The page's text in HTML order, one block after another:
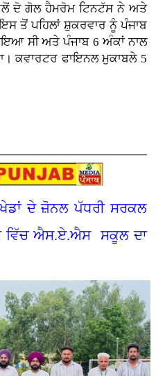
ਦੋ ਗੋਲ ਹੈਮਰੋਮ ਟਿਨਟੱਸ ਨੇ ਅਤੇ
ਤੋਂ ਪਹਿਲਾਂ ਸ਼ੁਕਰਵਾਰ ਨੂੰ ਪੰਜਾਬ
ਸੀ ਅਤੇ ਪੰਜਾਬ 6 ਅੰਕਾਂ ਨਾਲ
ਕਵਾਰਟਰ ਫਾਇਨਲ ਮੁਕਾਬਲੇ 5
ਦੇ ਜ਼ੋਨਲ ਪੱਧਰੀ ਸਰਕਲ
ਵਿੱਚ ਐਸ.ਏ.ਐਸ ਸਕੂਲ ਦਾ